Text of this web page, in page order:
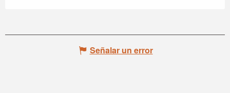
Señalar un error